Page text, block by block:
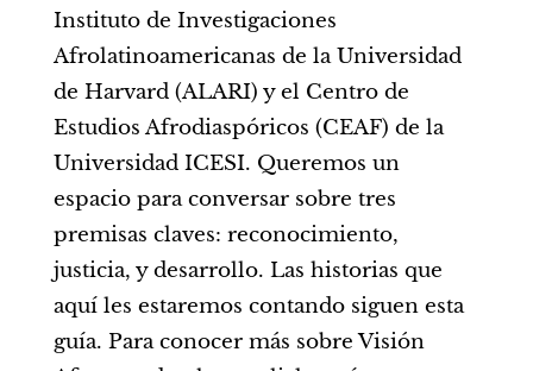
Instituto de Investigaciones
Afrolatinoamericanas de la Universidad
de Harvard (ALARI) y el Centro de
Estudios Afrodiaspóricos (CEAF) de la
Universidad ICESI. Queremos un
espacio para conversar sobre tres
premisas claves: reconocimiento,
justicia, y desarrollo. Las historias que
aquí les estaremos contando siguen esta
guía. Para conocer más sobre Visión